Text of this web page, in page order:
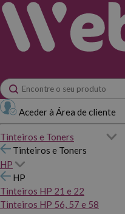
Aceder à Área de cliente
Tinteiros e Toners
Tinteiros e Toners
HP
HP
Tinteiros HP 21 e 22
Tinteiros HP 56, 57 e 58